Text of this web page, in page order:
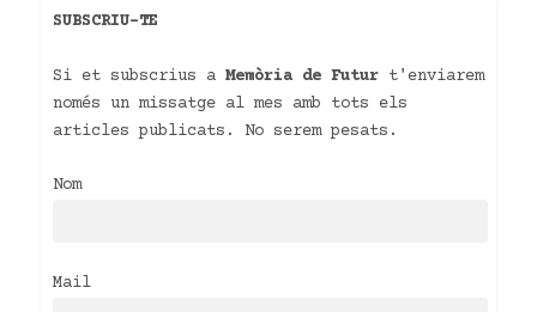
SUBSCRIU-TE
Si et subscrius a Memòria de Futurt'enviarem
només un missatge al mes amb tots els
articles publicats. No serem pesats.
Nom
Mail